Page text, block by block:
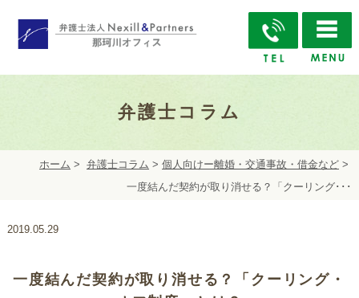
弁護士コラム
ホーム > 弁護士コラム >個人向けー離婚・交通事故・借金など >
一度結んだ契約が取り消せる？「クーリング･･･
2019.05.29
一度結んだ契約が取り消せる？「クーリング・